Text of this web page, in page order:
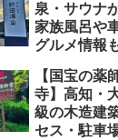
泉・サウナ
家族風呂や
グルメ情報
【国宝の薬
寺】高知・
級の木造建
セス・駐車